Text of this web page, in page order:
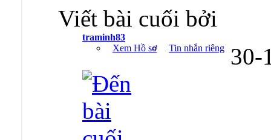
Viết bài cuối bởi
traminh83
Xem Hồ sơ
Tin nhắn riêng 30-